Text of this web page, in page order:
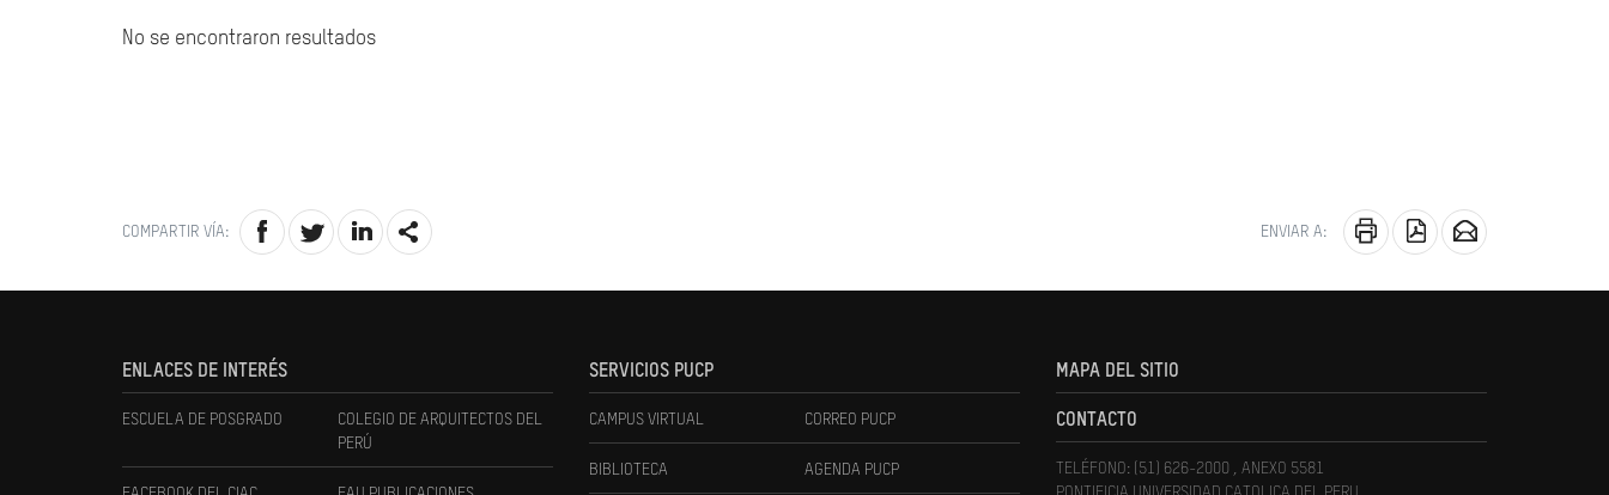
No se encontraron resultados
COMPARTIR VÍA: ENVIAR A:
ENLACES DE INTERÉS
ESCUELA DE POSGRADO
COLEGIO DE ARQUITECTOS DEL
PERÚ
SERVICIOS PUCP
CAMPUS VIRTUAL CORREO PUCP
BIBLIOTECA AGENDA PUCP
MAPA DEL SITIO
CONTACTO
TELÉFONO: (51) 626-2000 , ANEXO 5581